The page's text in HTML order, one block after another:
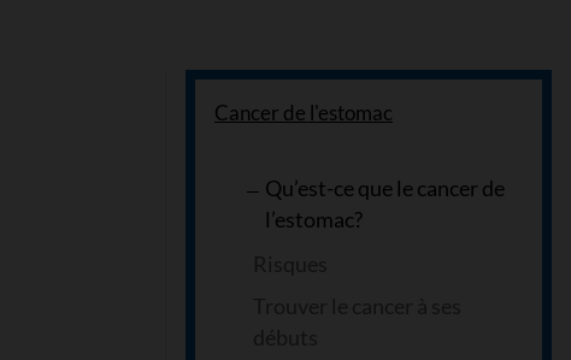
Cancer de l'estomac
Qu’est-ce que le cancer de
l’estomac?